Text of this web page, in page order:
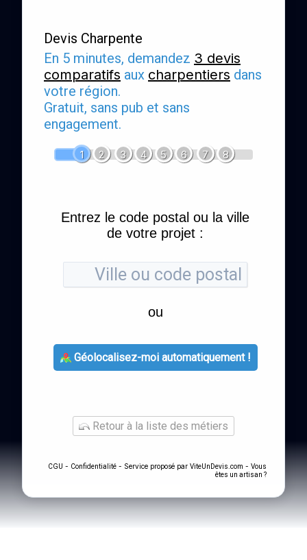
Devis Charpente
En 5 minutes, demandez 3 devis
comparatifs aux charpentiers dans
votre région.
Gratuit, sans pub et sans
engagement.
1 2 3 4 5 6 7 8
Entrez le code postal ou la ville
de votre projet :
ou
Géolocalisez-moi automatiquement !
Retour à la liste des métiers
CGU - Confidentialité - Service proposé par ViteUnDevis.com - Vous
êtes un artisan ?